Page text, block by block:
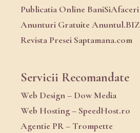
Publicatia Online BaniSiAfaceri
Anunturi Gratuite Anuntul.BIZ
Revista Presei Saptamana.com
Servicii Recomandate
Web Design – Dow Media
Web Hosting – SpeedHost.ro
Agentie PR – Trompette